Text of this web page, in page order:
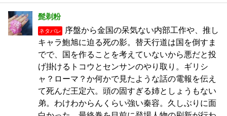
髭剃粉
ネタバレ
序盤から金国の呆気ない内部工作や、推し
キャラ鮑旭に迫る死の影。替天行道は国を倒すま
でで、国を作ることを考えていないから悪だと投
げ掛けるトコウとセンサンのやり取り。ギリシ
ャ？ローマ？か何かで見たような話の電報を伝え
て死んだ王定六。頭の固すぎる姉としょうもない
弟。わけわからんくらい強い秦容。久しぶりに面